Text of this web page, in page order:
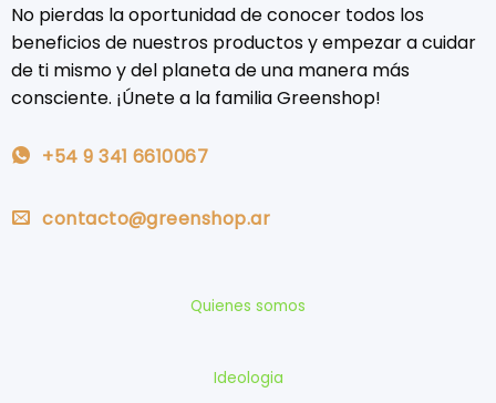
No pierdas la oportunidad de conocer todos los
beneficios de nuestros productos y empezar a cuidar
de ti mismo y del planeta de una manera más
consciente. ¡Únete a la familia Greenshop!
+54 9 341 6610067
contacto@greenshop.ar
Quienes somos
Ideologia